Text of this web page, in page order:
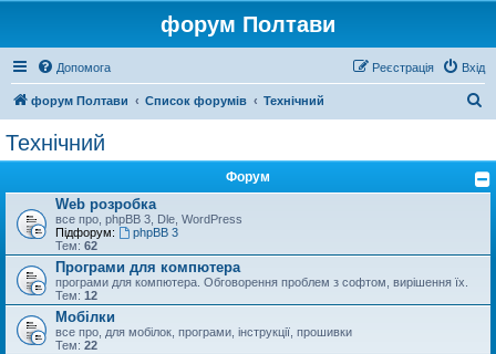
форум Полтави
Допомога Вхід
Реєстрація
форум Полтави Список форумів Технічний
у
Технічний
Форум
Web розробка
все про, phpBB 3, Dle, WordPress
Підфорум:
phpBB 3
Тем: 62
Програми для компютера
програми для компютера. Обговорення проблем з софтом, вирішення їх.
Тем: 12
Мобілки
все про, для мобілок, програми, інструкції, прошивки
Тем: 22